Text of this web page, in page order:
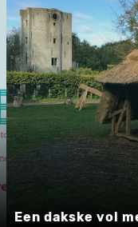
Artikel:
Aalst